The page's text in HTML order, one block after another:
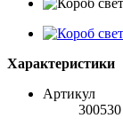
Характеристики
Артикул
300530